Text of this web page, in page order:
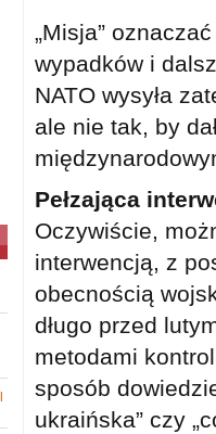
„Misja”
wypadków i
NATO wysyła
ale nie tak, by
Pełzająca
Oczywiście,
interwencją, z
obecnością
długo przed
metodami
sposób
ukraińska” czy